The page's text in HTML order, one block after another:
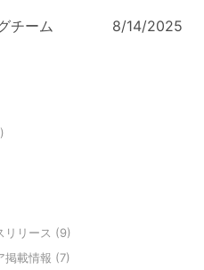
チーム 8/14/2025
リリース (9)
掲載情報 (7)